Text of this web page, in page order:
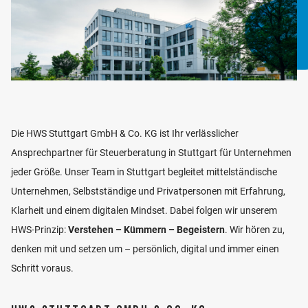
Die HWS Stuttgart GmbH & Co. KG ist Ihr verlässlicher
Ansprechpartner für Steuerberatung in Stuttgart für Unternehmen
jeder Größe. Unser Team in Stuttgart begleitet mittelständische
Unternehmen, Selbstständige und Privatpersonen mit Erfahrung,
Klarheit und einem digitalen Mindset. Dabei folgen wir unserem
HWS-Prinzip:Verstehen – Kümmern – Begeistern. Wir hören zu,
denken mit und setzen um – persönlich, digital und immer einen
Schritt voraus.
und Konzernabschlüssen nach HGB und IFRS,
Unternehmenstransaktionen sowie die Gründung und
Betreuung von Niederlassungen ausländischer
Gesellschaften in Deutschland.
nach § 57 a Abs. 3 WPO bei der Wirtschafts­
prüferkammer. Weiterhin ist Ingo Haug
Lehrbeauftragter für Auditing extern –
Wirtschaftsprüfung an der Fachhochschule Reutlingen
– European School of Business (ESB).
LEBENSLAUF
1988 - 1990